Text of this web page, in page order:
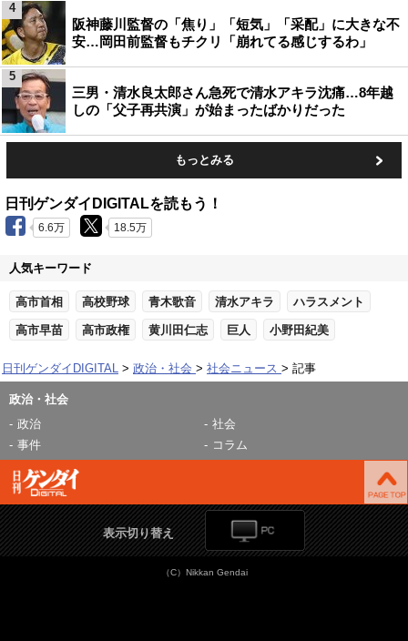
阪神藤川監督の「焦り」「短気」「采配」に大きな不
安…岡田前監督もチクリ「崩れてる感じするわ」
4
三男・清水良太郎さん急死で清水アキラ沈痛…8年越
しの「父子再共演」が始まったばかりだった
5
もっとみる
日刊ゲンダイDIGITALを読もう！
6.6万 18.5万
人気キーワード
高市首相 高校野球 青木歌音 清水アキラ ハラスメント
高市早苗 高市政権 黄川田仁志 巨人 小野田紀美
日刊ゲンダイDIGITAL 政治・社会 社会ニュース 記事
政治・社会
政治
社会
事件
コラム
表示切り替え
（C）Nikkan Gendai